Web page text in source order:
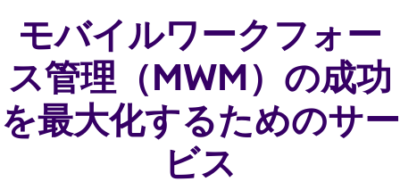
モバイルワークフォー
ス管理（MWM）の成功
を最大化するためのサー
ビス